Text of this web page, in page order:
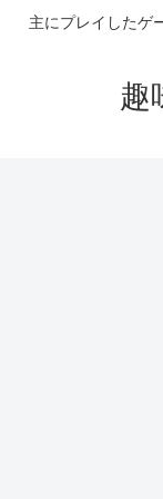
主にプレイしたゲ
趣